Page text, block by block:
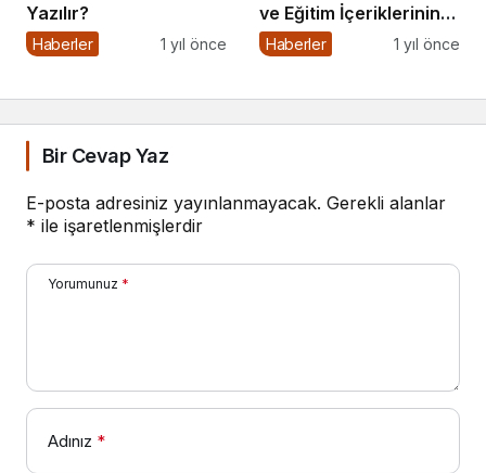
Yazılır?
Haberler 1 yıl önce
ve Eğitim İçeriklerinin
Önemi
Haberler 1 yıl önce
Bir Cevap Yaz
E-posta adresiniz yayınlanmayacak. Gerekli alanlar
* ile işaretlenmişlerdir
Yorumunuz *
Adınız *